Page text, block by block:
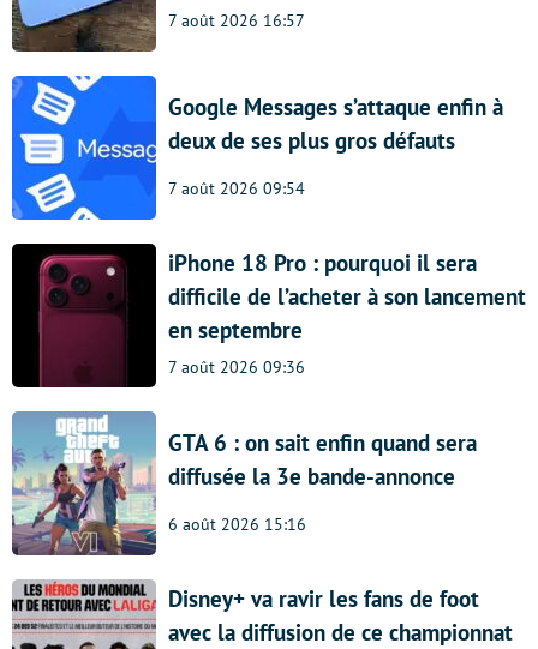
7 août 2026 16:57
Google Messages s’attaque enfin à
deux de ses plus gros défauts
7 août 2026 09:54
iPhone 18 Pro : pourquoi il sera
difficile de l’acheter à son lancement
en septembre
7 août 2026 09:36
GTA 6 : on sait enfin quand sera
diffusée la 3e bande-annonce
6 août 2026 15:16
Disney+ va ravir les fans de foot
avec la diffusion de ce championnat